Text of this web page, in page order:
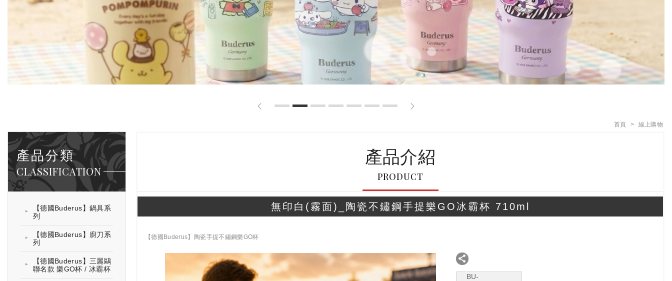
產品分類
CLASSIFICATION
【德國Buderus】鍋具系
列
【德國Buderus】廚刀系
列
【德國Buderus】三麗鷗
聯名款 樂GO杯 / 冰霸杯
首頁 線上購物
產品介紹
PRODUCT
無印白(霧面)_陶瓷不鏽鋼手提樂GO冰霸杯 710ml
【德國Buderus】陶瓷手提不鏽鋼樂GO杯
BU-